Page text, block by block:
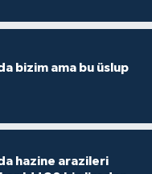
bizim ama bu üslup
hazine arazileri